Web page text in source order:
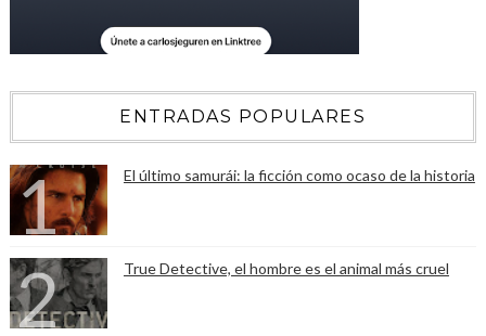
ENTRADAS POPULARES
El último samurái: la ficción como ocaso de la historia
True Detective, el hombre es el animal más cruel